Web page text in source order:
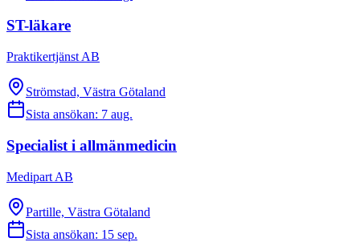
ST-läkare
Praktikertjänst AB
Strömstad, Västra Götaland
Sista ansökan: 7 aug.
Specialist i allmänmedicin
Medipart AB
Partille, Västra Götaland
Sista ansökan: 15 sep.